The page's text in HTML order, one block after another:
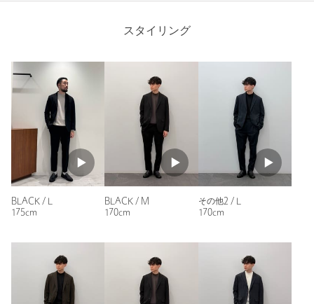
す。
※その他2カラーはチャコールグレーのグレンチェックです。
--------------------------------------------
透け感：なし
裏地：一部あり (背抜き仕様）
光沢感：なし
・製品の形状を維持するため、クリーニング店での水洗いをお薦
めいたします。
--------------------------------------------
性別：
男性
50代前半
身長： 164cm
普段の着用サイズ：
25人が参考になったと回答
参考になった
ニックネーム： まる
スタイリング
BLACK / L
175cm
BLACK / M
170cm
その他2 / L
170cm